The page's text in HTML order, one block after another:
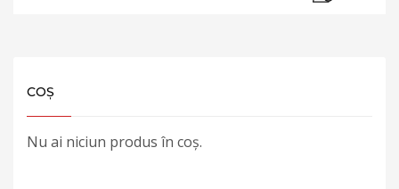
COȘ
Nu ai niciun produs în coș.